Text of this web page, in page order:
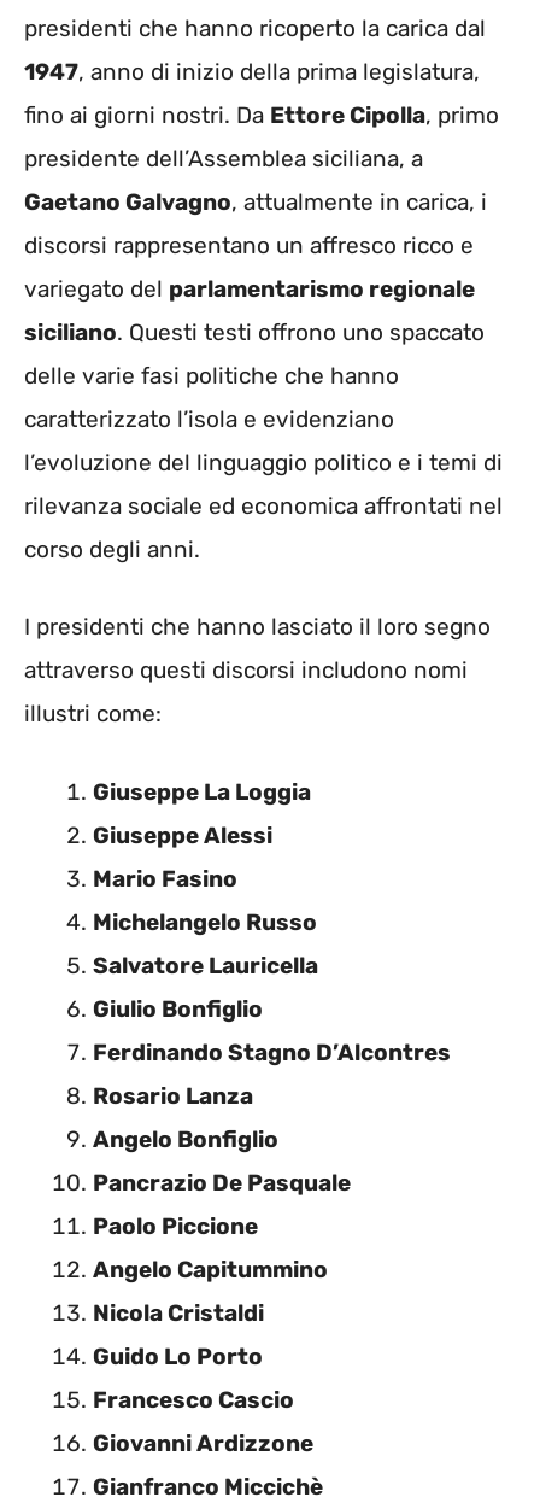
presidenti che hanno ricoperto la carica dal
1947, anno di inizio della prima legislatura,
fino ai giorni nostri. Da Ettore Cipolla, primo
presidente dell’Assemblea siciliana, a
Gaetano Galvagno, attualmente in carica, i
discorsi rappresentano un affresco ricco e
variegato del parlamentarismo regionale
siciliano. Questi testi offrono uno spaccato
delle varie fasi politiche che hanno
caratterizzato l’isola e evidenziano
l’evoluzione del linguaggio politico e i temi di
rilevanza sociale ed economica affrontati nel
corso degli anni.
I presidenti che hanno lasciato il loro segno
attraverso questi discorsi includono nomi
illustri come:
Giuseppe La Loggia
Giuseppe Alessi
Mario Fasino
Michelangelo Russo
Salvatore Lauricella
Giulio Bonfiglio
Ferdinando Stagno D’Alcontres
Rosario Lanza
Angelo Bonfiglio
Pancrazio De Pasquale
Paolo Piccione
Angelo Capitummino
Nicola Cristaldi
Guido Lo Porto
Francesco Cascio
Giovanni Ardizzone
Gianfranco Miccichè